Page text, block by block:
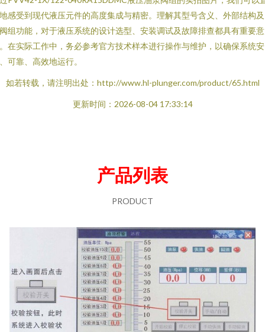
感受到现代液压元件的高度集成与精密。理解其型号含义、外部结构
组功能，对于液压系统的设计选型、安装调试及故障排查都具有重要意
在实际工作中，务必参考官方技术样本进行操作与维护，以确保系统安
可靠、高效地运行。
如若转载，请注明出处：http://www.hl-plunger.com/product/65.html
更新时间：2026-08-04 17:33:14
产品列表
PRODUCT